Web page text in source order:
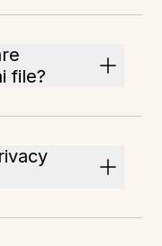
file?